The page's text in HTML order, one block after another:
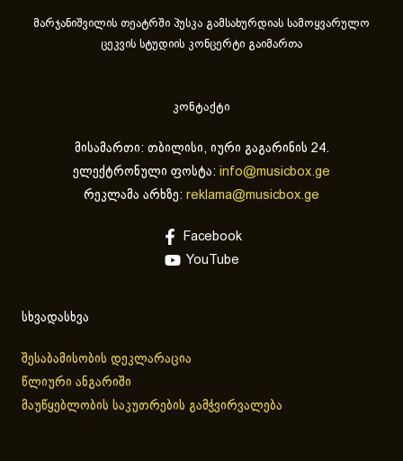
მარჯანიშვილის თეატრში პუსკა გამსახურდიას სამოყვარულო
ცეკვის სტუდიის კონცერტი გაიმართა
კონტაქტი
მისამართი: თბილისი, იური გაგარინის 24.
ელექტრონული ფოსტა: info@musicbox.ge
რეკლამა არხზე: reklama@musicbox.ge
Facebook
YouTube
სხვადასხვა
შესაბამისობის დეკლარაცია
წლიური ანგარიში
მაუწყებლობის საკუთრების გამჭვირვალება